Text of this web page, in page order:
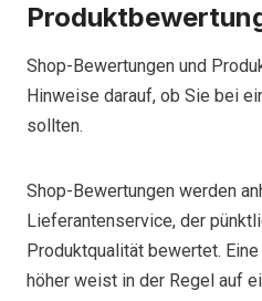
Shop-Bewertungen und
Hinweise darauf, ob Sie bei
sollten.
Shop-Bewertungen werden
Lieferantenservice, der
Produktqualität bewertet.
höher weist in der Regel auf